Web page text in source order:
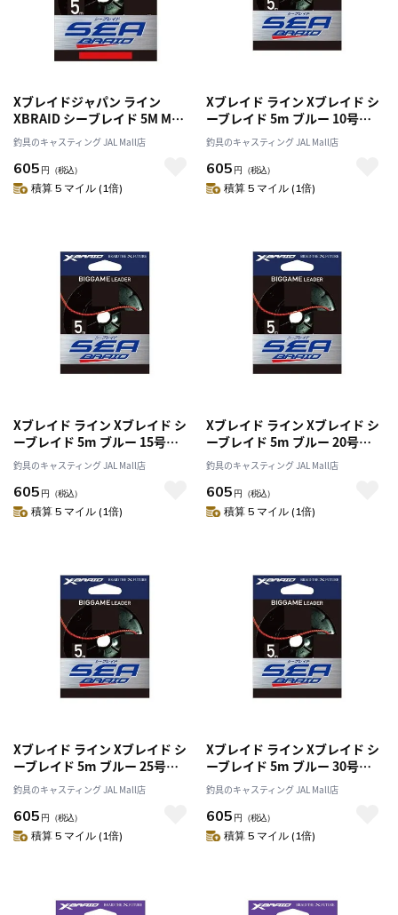
Xブレイドジャパン ライン
XBRAID シーブレイド 5M MB 8
号 55LB
釣具のキャスティング JAL Mall店
605 円 （税込）
積算 5 マイル (1倍)
Xブレイド ライン Xブレイド シ
ーブレイド 5m ブルー 10号
70lb
釣具のキャスティング JAL Mall店
605 円 （税込）
積算 5 マイル (1倍)
Xブレイド ライン Xブレイド シ
ーブレイド 5m ブルー 15号
80lb
釣具のキャスティング JAL Mall店
605 円 （税込）
積算 5 マイル (1倍)
Xブレイド ライン Xブレイド シ
ーブレイド 5m ブルー 20号
100lb
釣具のキャスティング JAL Mall店
605 円 （税込）
積算 5 マイル (1倍)
Xブレイド ライン Xブレイド シ
ーブレイド 5m ブルー 25号
130lb
釣具のキャスティング JAL Mall店
605 円 （税込）
積算 5 マイル (1倍)
Xブレイド ライン Xブレイド シ
ーブレイド 5m ブルー 30号
150lb
釣具のキャスティング JAL Mall店
605 円 （税込）
積算 5 マイル (1倍)